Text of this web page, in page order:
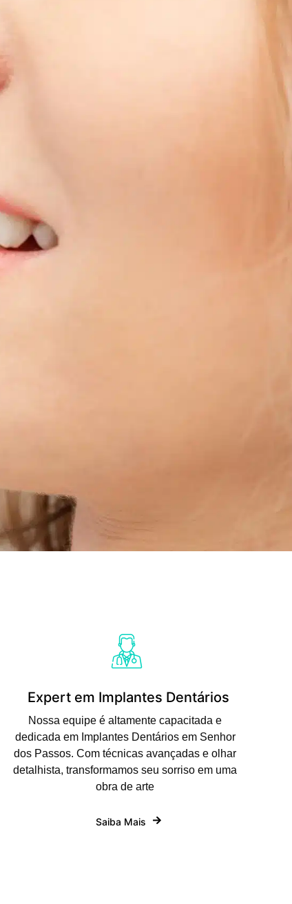
Expert em Implantes Dentários
Nossa equipe é altamente capacitada e
dedicada em Implantes Dentários em Senhor
dos Passos. Com técnicas avançadas e olhar
detalhista, transformamos seu sorriso em uma
obra de arte
Saiba Mais